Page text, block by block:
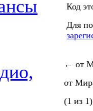
Код
Для
← от
от
(1 из 1)